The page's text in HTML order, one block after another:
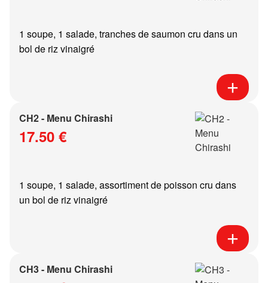
1 soupe, 1 salade, tranches de saumon cru dans un
bol de riz vinaigré
CH2 - Menu Chirashi
17.50 €
1 soupe, 1 salade, assortiment de poisson cru dans
un bol de riz vinaigré
CH3 - Menu Chirashi